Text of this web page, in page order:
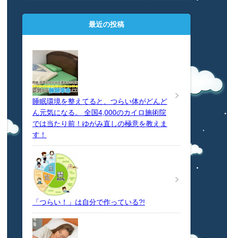
最近の投稿
睡眠環境を整えてると、つらい体がどんど
ん元気になる。 全国4,000のカイロ施術院
では当たり前！ゆがみ直しの極意を教えま
す！
「つらい！」は自分で作っている?!